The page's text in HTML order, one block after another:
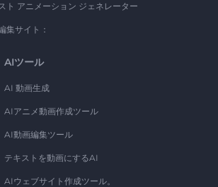
ト アニメーション ジェネレーター
集サイト：
AIツール
AI 動画生成
AIアニメ動画作成ツール
AI動画編集ツール
テキストを動画にするAI
AIウェブサイト作成ツール。